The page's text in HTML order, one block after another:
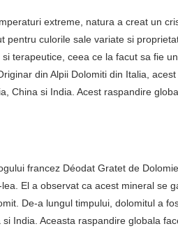
extreme, natura a creat un
pentru culorile sale variate si
terapeutice, ceea ce la facut sa fie
din Alpii Dolomiti din Italia,
China si India. Acest raspandire
francez Déodat Gratet de
El a observat ca acest mineral se
De-a lungul timpului, dolomitul a
India. Aceasta raspandire globala